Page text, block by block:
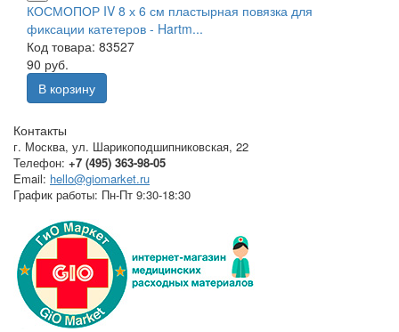
КОСМОПОР IV 8 х 6 см пластырная повязка для
фиксации катетеров - Hartm...
Код товара: 83527
90 руб.
В корзину
Контакты
г. Москва, ул. Шарикоподшипниковская, 22
Телефон: +7 (495) 363-98-05
Email: hello@giomarket.ru
График работы: Пн-Пт 9:30-18:30